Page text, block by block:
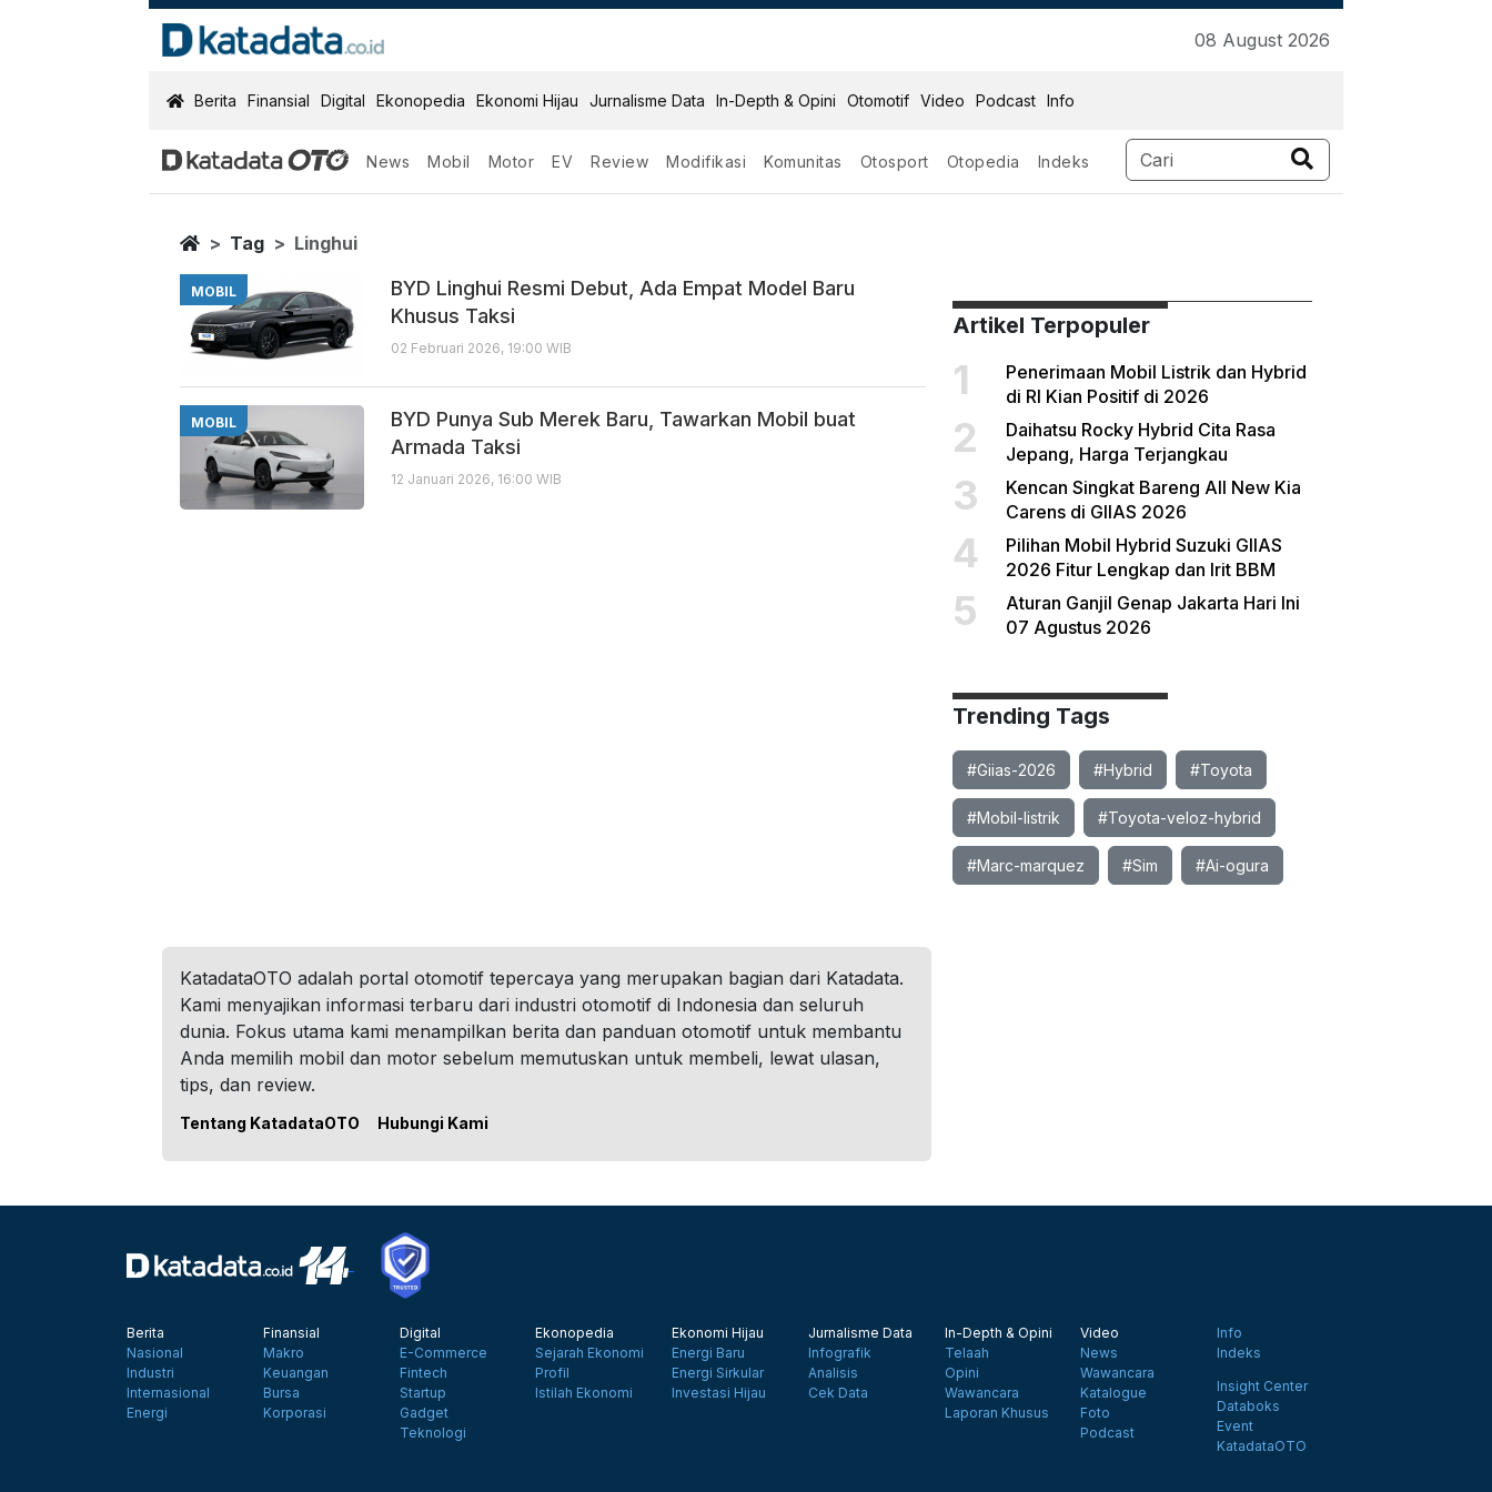
08 August 2026
KatadataOTO
Berita Finansial Digital Ekonopedia Ekonomi Hijau Jurnalisme Data In-Depth & Opini Otomotif Video Podcast Info
News Mobil Motor EV Review Modifikasi Komunitas Otosport Otopedia Indeks
Linghui
Berita Terbaru
Home
Tag Linghui
MOBIL
BYD Linghui Resmi Debut, Ada Empat Model Baru
Khusus Taksi
02 Februari 2026, 19:00 WIB
MOBIL
BYD Punya Sub Merek Baru, Tawarkan Mobil buat
Armada Taksi
12 Januari 2026, 16:00 WIB
Artikel Terpopuler
1
Penerimaan Mobil Listrik dan Hybrid
di RI Kian Positif di 2026
2
Daihatsu Rocky Hybrid Cita Rasa
Jepang, Harga Terjangkau
3
Kencan Singkat Bareng All New Kia
Carens di GIIAS 2026
4
Pilihan Mobil Hybrid Suzuki GIIAS
2026 Fitur Lengkap dan Irit BBM
5
Aturan Ganjil Genap Jakarta Hari Ini
07 Agustus 2026
Trending Tags
#Giias-2026 #Hybrid #Toyota
#Mobil-listrik #Toyota-veloz-hybrid
#Marc-marquez #Sim #Ai-ogura
KatadataOTO adalah portal otomotif tepercaya yang merupakan bagian dari Katadata.
Kami menyajikan informasi terbaru dari industri otomotif di Indonesia dan seluruh
dunia. Fokus utama kami menampilkan berita dan panduan otomotif untuk membantu
Anda memilih mobil dan motor sebelum memutuskan untuk membeli, lewat ulasan,
tips, dan review.
Tentang KatadataOTO Hubungi Kami
Berita
Nasional
Industri
Internasional
Energi
Finansial
Makro
Keuangan
Bursa
Korporasi
Digital
E-Commerce
Fintech
Startup
Gadget
Teknologi
Ekonopedia
Sejarah Ekonomi
Profil
Istilah Ekonomi
Ekonomi Hijau
Energi Baru
Energi Sirkular
Investasi Hijau
Jurnalisme Data
Infografik
Analisis
Cek Data
In-Depth & Opini
Telaah
Opini
Wawancara
Laporan Khusus
Video
News
Wawancara
Katalogue
Foto
Podcast
Info
Indeks
Insight Center
Databoks
Event
KatadataOTO